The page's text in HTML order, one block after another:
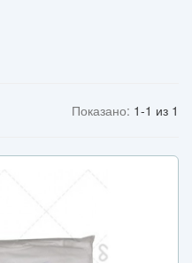
Показано: 1-1 из 1